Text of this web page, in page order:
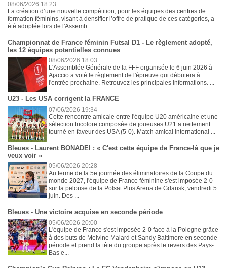
08/06/2026 18:23
La création d’une nouvelle compétition, pour les équipes des centres de
formation féminins, visant à densifier l’offre de pratique de ces catégories, a
été adoptée lors de l'Assemb...
Championnat de France féminin Futsal D1 - Le règlement adopté,
les 12 équipes potentielles connues
08/06/2026 18:03
L'Assemblée Générale de la FFF organisée le 6 juin 2026 à
Ajaccio a voté le règlement de l'épreuve qui débutera à
l'entrée prochaine. Retrouvez les principales informations. ...
U23 - Les USA corrigent la FRANCE
07/06/2026 19:34
Cette rencontre amicale entre l'équipe U20 américaine et une
sélection tricolore composée de joueuses U21 a nettement
tourné en faveur des USA (5-0). Match amical international ...
Bleues - Laurent BONADEI : « C'est cette équipe de France-là que je
veux voir »
05/06/2026 20:28
Au terme de la 5e journée des éliminatoires de la Coupe du
monde 2027, l'équipe de France féminine s'est imposée 2-0
sur la pelouse de la Polsat Plus Arena de Gdansk, vendredi 5
juin. Des ...
Bleues - Une victoire acquise en seconde période
05/06/2026 20:00
L'équipe de France s'est imposée 2-0 face à la Pologne grâce
à des buts de Melvine Malard et Sandy Baltimore en seconde
période et prend la tête du groupe après le revers des Pays-
Bas e...